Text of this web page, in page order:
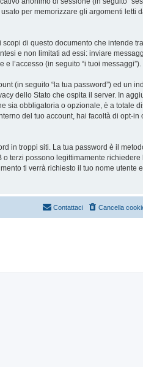
per memorizzare gli argomenti letti
di questo documento che intende
e non limitati ad essi: inviare
l’accesso (in seguito “i tuoi messaggi”).
(in seguito “la tua password”) ed un
dello Stato che ospita il server. In
sia obbligatoria o opzionale, è a totale
del tuo account, hai facoltà di opt-in
in troppi siti. La tua password è il
terzi possono legittimamente
ti verrà richiesto il tuo nome utente
Cancella
Contattaci